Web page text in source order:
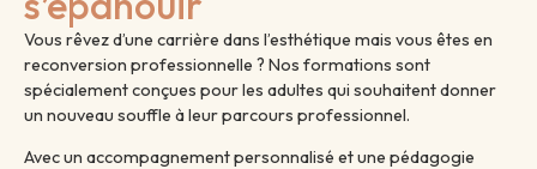
Vous rêvez d’une carrière dans l’esthétique mais vous êtes en
reconversion professionnelle ? Nos formations sont
spécialement conçues pour les adultes qui souhaitent donner
un nouveau souffle à leur parcours professionnel.
Avec un accompagnement personnalisé et une pédagogie